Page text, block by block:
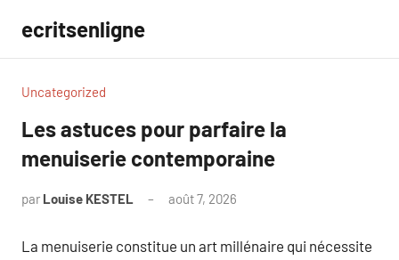
contenu
ecritsenligne
Uncategorized
Les astuces pour parfaire la
menuiserie contemporaine
par Louise KESTEL août 7, 2026
La menuiserie constitue un art millénaire qui nécessite